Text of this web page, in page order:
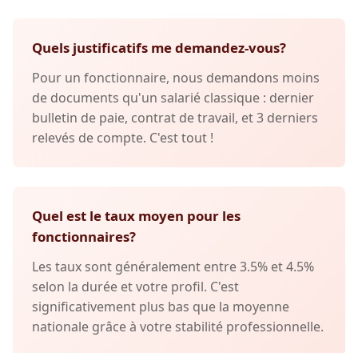
Quels justificatifs me demandez-vous?
Pour un fonctionnaire, nous demandons moins
de documents qu'un salarié classique : dernier
bulletin de paie, contrat de travail, et 3 derniers
relevés de compte. C'est tout !
Quel est le taux moyen pour les
fonctionnaires?
Les taux sont généralement entre 3.5% et 4.5%
selon la durée et votre profil. C'est
significativement plus bas que la moyenne
nationale grâce à votre stabilité professionnelle.